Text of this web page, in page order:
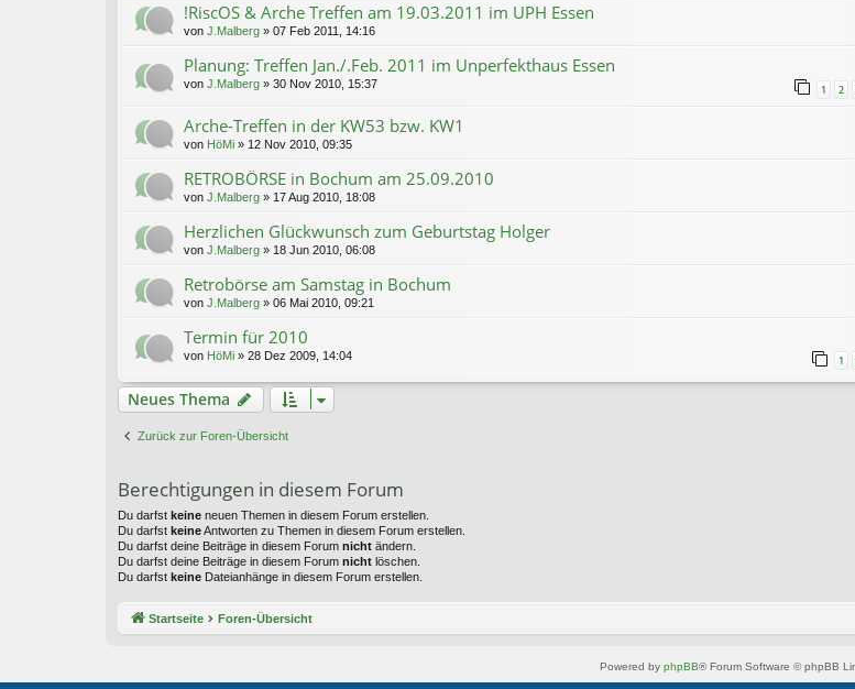
!RiscOS & Arche Treffen am 19.03.2011 im UPH Essen
von J.Malberg » 07 Feb 2011, 14:16
Planung: Treffen Jan./.Feb. 2011 im Unperfekthaus Essen
von J.Malberg » 30 Nov 2010, 15:37 1 2
Arche-Treffen in der KW53 bzw. KW1
von HöMi » 12 Nov 2010, 09:35
RETROBÖRSE in Bochum am 25.09.2010
von J.Malberg » 17 Aug 2010, 18:08
Herzlichen Glückwunsch zum Geburtstag Holger
von J.Malberg » 18 Jun 2010, 06:08
Retrobörse am Samstag in Bochum
von J.Malberg » 06 Mai 2010, 09:21
Termin für 2010
von HöMi » 28 Dez 2009, 14:04 1
Neues Thema
Zurück zur Foren-Übersicht
Berechtigungen in diesem Forum
Du darfst keine neuen Themen in diesem Forum erstellen.
Du darfst keineAntworten zu Themen in diesem Forum erstellen.
Du darfst deine Beiträge in diesem Forum nicht ändern.
Du darfst deine Beiträge in diesem Forum nicht löschen.
Du darfst keine Dateianhänge in diesem Forum erstellen.
Startseite Foren-Übersicht
Powered by phpBB® Forum Software © phpBB
Style vonArty- phpBB 3.3 von MrGaby